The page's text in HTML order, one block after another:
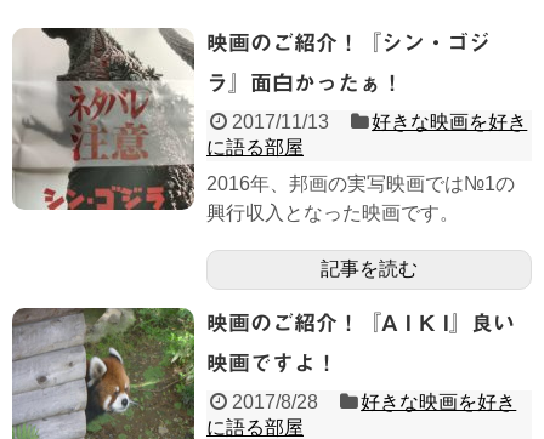
映画のご紹介！『シン・ゴジ
ラ』面白かったぁ！
2017/11/13
好きな映画を好き
に語る部屋
2016年、邦画の実写映画では№1の
興行収入となった映画です。
記事を読む
映画のご紹介！『A I K I』良い
映画ですよ！
2017/8/28
好きな映画を好き
に語る部屋